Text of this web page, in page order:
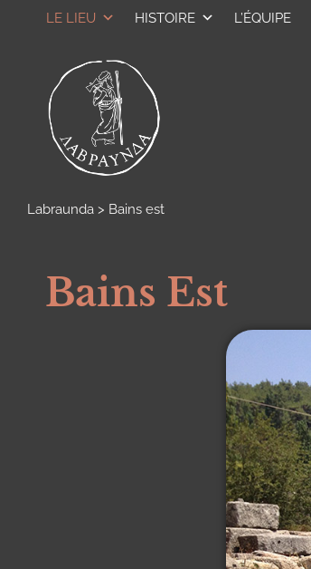
LE LIEU HISTOIRE L’ÉQUIPE
Labraunda > Bains est
Bains Est